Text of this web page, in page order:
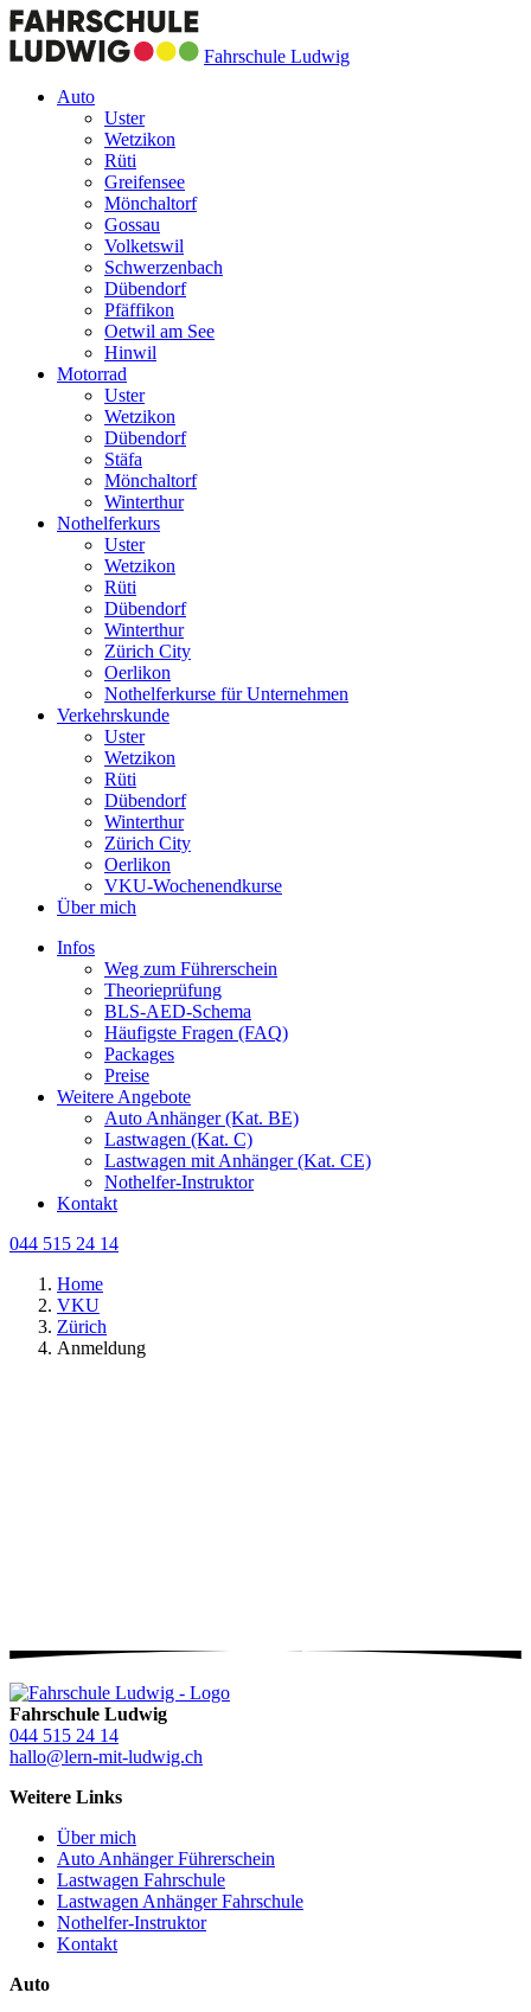
Fahrschule Ludwig
Auto
Uster
Wetzikon
Rüti
Greifensee
Mönchaltorf
Gossau
Volketswil
Schwerzenbach
Dübendorf
Pfäffikon
Oetwil am See
Hinwil
Motorrad
Uster
Wetzikon
Dübendorf
Stäfa
Mönchaltorf
Winterthur
Nothelferkurs
Uster
Wetzikon
Rüti
Dübendorf
Winterthur
Zürich City
Oerlikon
Nothelferkurse für Unternehmen
Verkehrskunde
Uster
Wetzikon
Rüti
Dübendorf
Winterthur
Zürich City
Oerlikon
VKU-Wochenendkurse
Über mich
Infos
Weg zum Führerschein
Theorieprüfung
BLS-AED-Schema
Häufigste Fragen (FAQ)
Packages
Preise
Weitere Angebote
Auto Anhänger (Kat. BE)
Lastwagen (Kat. C)
Lastwagen mit Anhänger (Kat. CE)
Nothelfer-Instruktor
Kontakt
044 515 24 14
Home
VKU
Zürich
Anmeldung
Fahrschule Ludwig
044 515 24 14
hallo@lern-mit-ludwig.ch
Weitere Links
Über mich
Auto Anhänger Führerschein
Lastwagen Fahrschule
Lastwagen Anhänger Fahrschule
Nothelfer-Instruktor
Kontakt
Auto